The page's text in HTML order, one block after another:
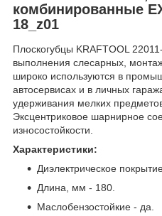
комбинированные
18_z01
Плоскогубцы KRAFTOOL
выполнения слесарных,
широко используются в
автосервисах и в личных
удерживания мелких
Эксцентриковое шарнирное
износостойкости.
Характеристики:
Диэлектрическое
Длина, мм - 180.
Маслобензостойкие - да.